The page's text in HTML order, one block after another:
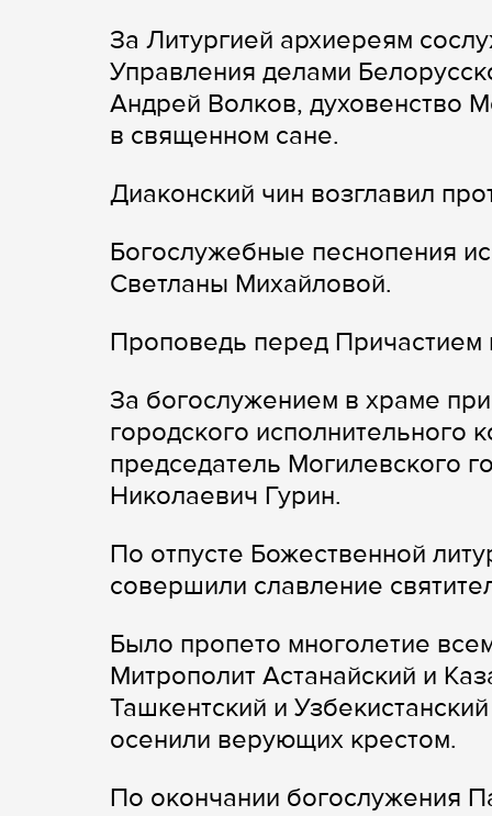
За Литургией архиереям
Управления делами
Андрей Волков, духовенство
в священном сане.
Диаконский чин возглавил
Богослужебные песнопения
Светланы Михайловой.
Проповедь перед
За богослужением в храме
городского исполнительного
председатель Могилевского
Николаевич Гурин.
По отпусте Божественной
совершили славление
Было пропето многолетие
Митрополит Астанайский и
Ташкентский и
осенили верующих крестом.
По окончании богослужения